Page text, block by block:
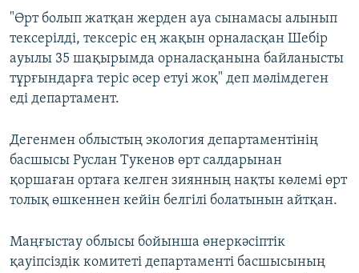
"Өрт болып жатқан жерден ауа сынамасы алынып
тексерілді, тексеріс ең жақын орналасқан Шебір
ауылы 35 шақырымда орналасқанына байланысты
тұрғындарға теріс әсер етуі жоқ" деп мәлімдеген
еді департамент.
Дегенмен облыстың экология департаментінің
басшысы Руслан Тукенов өрт салдарынан
қоршаған ортаға келген зиянның нақты көлемі өрт
толық өшкеннен кейін белгілі болатынын айтқан.
Маңғыстау облысы бойынша өнеркәсіптік
қауіпсіздік комитеті департаменті басшысының